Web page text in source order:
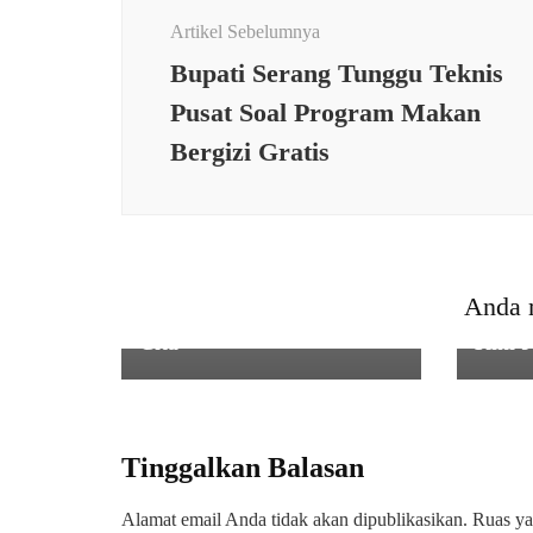
Artikel Sebelumnya
Bupati Serang Tunggu Teknis
Pusat Soal Program Makan
Bergizi Gratis
Anda
dari
Tinggalkan Balasan
Alamat email Anda tidak akan dipublikasikan. Ruas